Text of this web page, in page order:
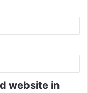
website in